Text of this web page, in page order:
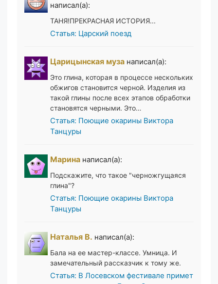
написал(а):
ТАНЯ!ПРЕКРАСНАЯ ИСТОРИЯ...
Статья: Царский поезд
Царицынская муза написал(а):
Это глина, которая в процессе нескольких
обжигов становится черной. Изделия из
такой глины после всех этапов обработки
становятся черными. Это…
Статья: Поющие окарины Виктора
Танцуры
Марина написал(а):
Подскажите, что такое "черножгущаяся
глина"?
Статья: Поющие окарины Виктора
Танцуры
Наталья В. написал(а):
Бала на ее мастер-классе. Умница. И
замечательный рассказчик к тому же.
Статья: В Лосевском фестивале примет